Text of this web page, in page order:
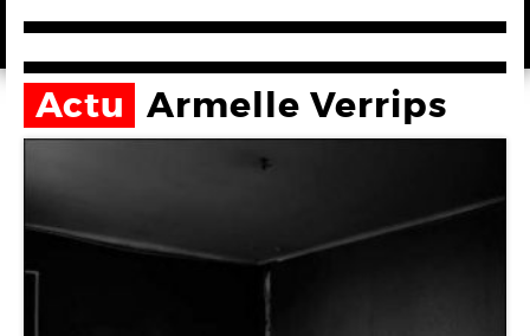
Actu Armelle Verrips